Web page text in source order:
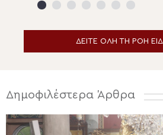
ΔΕΙΤΕ ΟΛΗ ΤΗ ΡΟΗ
Δημοφιλέστερα Άρθρα